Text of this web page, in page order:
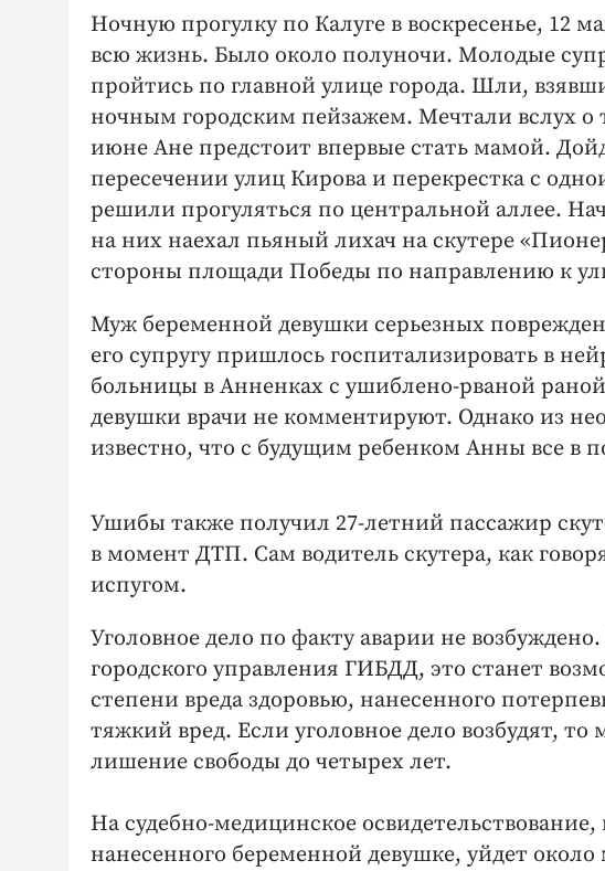
Ночную прогулку по Калуге в воскресенье, 12
всю жизнь. Было около полуночи. Молодые
пройтись по главной улице города. Шли,
ночным городским пейзажем. Мечтали вслух о
июне Ане предстоит впервые стать мамой.
пересечении улиц Кирова и перекрестка с
решили прогуляться по центральной аллее.
на них наехал пьяный лихач на скутере
стороны площади Победы по направлению к
Муж беременной девушки серьезных
его супругу пришлось госпитализировать в
больницы в Анненках с ушиблено-рваной
девушки врачи не комментируют. Однако из
известно, что с будущим ребенком Анны все в
Ушибы также получил 27-летний пассажир
в момент ДТП. Сам водитель скутера, как
испугом.
Уголовное дело по факту аварии не
городского управления ГИБДД, это станет
степени вреда здоровью, нанесенного
тяжкий вред. Если уголовное дело возбудят,
лишение свободы до четырех лет.
На судебно-медицинское освидетельствование,
нанесенного беременной девушке, уйдет около